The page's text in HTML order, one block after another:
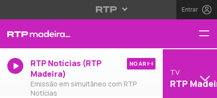
Entrar
RTP Notícias (RTP
Madeira)
Emissão em simultâneo com RTP
Notícias
NO AR
TV
RTP